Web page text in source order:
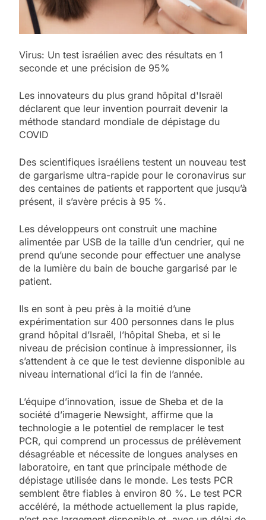
Virus: Un test israélien avec des résultats en 1
seconde et une précision de 95%
Les innovateurs du plus grand hôpital d'Israël
déclarent que leur invention pourrait devenir la
méthode standard mondiale de dépistage du
COVID
Des scientifiques israéliens testent un nouveau test
de gargarisme ultra-rapide pour le coronavirus sur
des centaines de patients et rapportent que jusqu’à
présent, il s’avère précis à 95 %.
Les développeurs ont construit une machine
alimentée par USB de la taille d’un cendrier, qui ne
prend qu’une seconde pour effectuer une analyse
de la lumière du bain de bouche gargarisé par le
patient.
Ils en sont à peu près à la moitié d’une
expérimentation sur 400 personnes dans le plus
grand hôpital d’Israël, l’hôpital Sheba, et si le
niveau de précision continue à impressionner, ils
s’attendent à ce que le test devienne disponible au
niveau international d’ici la fin de l’année.
L’équipe d’innovation, issue de Sheba et de la
société d’imagerie Newsight, affirme que la
technologie a le potentiel de remplacer le test
PCR, qui comprend un processus de prélèvement
désagréable et nécessite de longues analyses en
laboratoire, en tant que principale méthode de
dépistage utilisée dans le monde. Les tests PCR
semblent être fiables à environ 80 %. Le test PCR
accéléré, la méthode actuellement la plus rapide,